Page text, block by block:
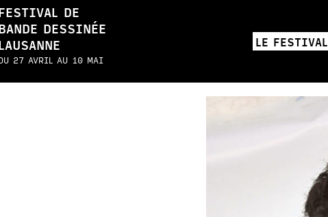
DE
DESSINÉE
27 AVRIL AU 10 MAI
LE FESTIVAL